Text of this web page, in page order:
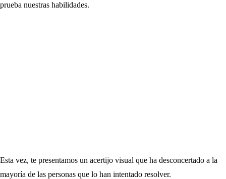
prueba nuestras habilidades.
Esta vez, te presentamos un acertijo visual que ha desconcertado a la
mayoría de las personas que lo han intentado resolver.